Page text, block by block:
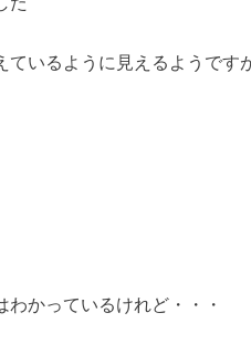
ているように見えるようです
かっているけれど・・・